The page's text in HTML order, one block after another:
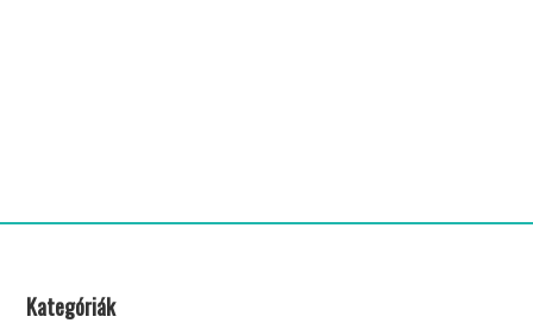
Kategóriák